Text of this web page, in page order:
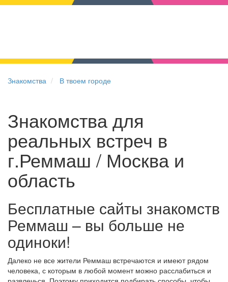
Знакомства В твоем городе
Знакомства для
реальных встреч в
г.Реммаш / Москва и
область
Бесплатные сайты знакомств
Реммаш – вы больше не
одиноки!
Далеко не все жители Реммаш встречаются и имеют рядом
человека, с которым в любой момент можно расслабиться и